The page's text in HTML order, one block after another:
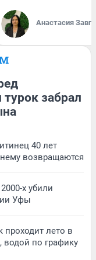
Анастасия
забрал
40 лет
возвращаются
х убили
Уфы
лето в
водой по графику